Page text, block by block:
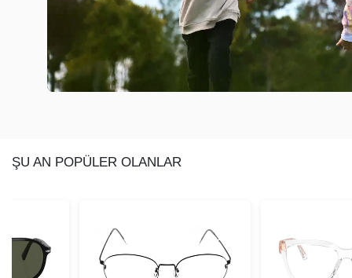
ŞU AN POPÜLER OLANLAR